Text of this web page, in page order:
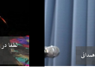
خودش، چيزي را